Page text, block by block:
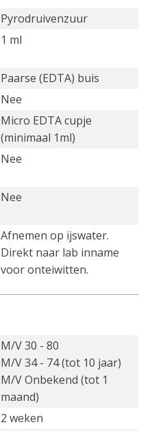
Pyrodruivenzuur
1 ml
Paarse (EDTA) buis
Nee
Micro EDTA cupje
(minimaal 1ml)
Nee
Nee
Afnemen op ijswater.
Direkt naar lab inname
voor onteiwitten.
M/V 30 - 80
M/V 34 - 74 (tot 10 jaar)
M/V Onbekend (tot 1
maand)
2 weken